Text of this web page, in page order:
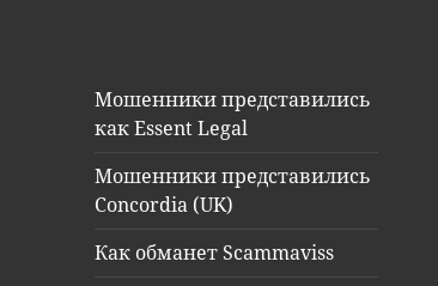
Мошенники представились
как Essent Legal
Мошенники представились
Concordia (UK)
Как обманет Scammaviss